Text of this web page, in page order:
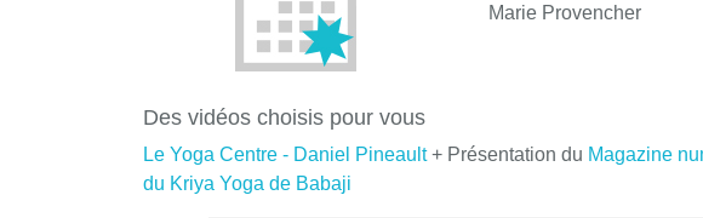
Marie Provencher
Des vidéos choisis pour vous
Le Yoga Centre - Daniel Pineault+ Présentation du Magazine
du Kriya Yoga de Babaji